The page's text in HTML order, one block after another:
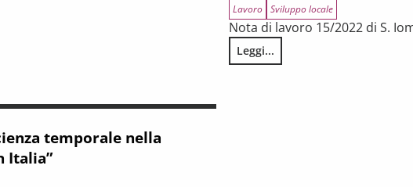
di offerta toscano e i livelli essenziali delle prestazioni dopo il PNRR
Lavoro Sviluppo locale
Nota di lavoro 15/2022 di S.
Leggi...
La geografia dello sviluppo.
temporale nella
Italia”